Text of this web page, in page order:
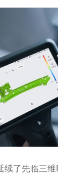
续了先临三